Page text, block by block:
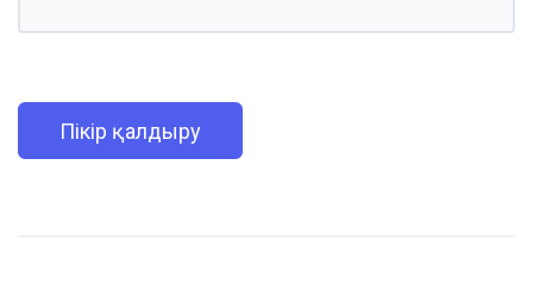
Пікір қалдыру